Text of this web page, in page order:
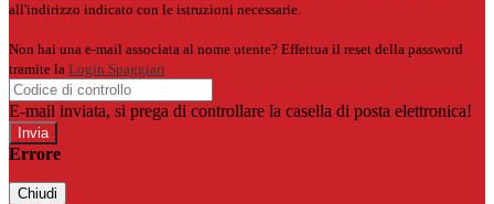
all'indirizzo indicato con le istruzioni necessarie.
Non hai una e-mail associata al nome utente? Effettua il reset della password
tramite la Login Spaggiari
E-mail inviata, si prega di controllare la casella di posta elettronica!
Errore
Chiudi